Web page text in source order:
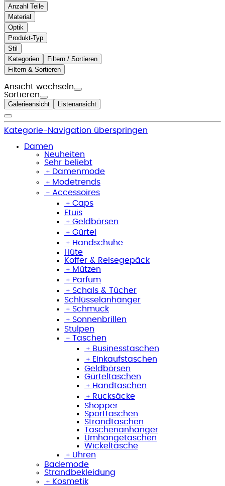
Anzahl Teile
Material
Optik
Produkt-Typ
Stil
Kategorien
Filtern / Sortieren
Filtern & Sortieren
Ansicht wechseln
Sortieren
Galerieansicht Listenansicht
Kategorie-Navigation überspringen
Damen
Neuheiten
Sehr beliebt
﹢ Damenmode
﹢ Modetrends
﹣ Accessoires
﹢ Caps
Etuis
﹢ Geldbörsen
﹢ Gürtel
﹢ Handschuhe
Hüte
Koffer & Reisegepäck
﹢ Mützen
﹢ Parfum
﹢ Schals & Tücher
Schlüsselanhänger
﹢ Schmuck
﹢ Sonnenbrillen
Stulpen
﹣ Taschen
﹢ Businesstaschen
﹢ Einkaufstaschen
Geldbörsen
Gürteltaschen
﹢ Handtaschen
﹢ Rucksäcke
Shopper
Sporttaschen
Strandtaschen
Taschenanhänger
Umhängetaschen
Wickeltasche
﹢ Uhren
Bademode
Strandbekleidung
﹢ Kosmetik